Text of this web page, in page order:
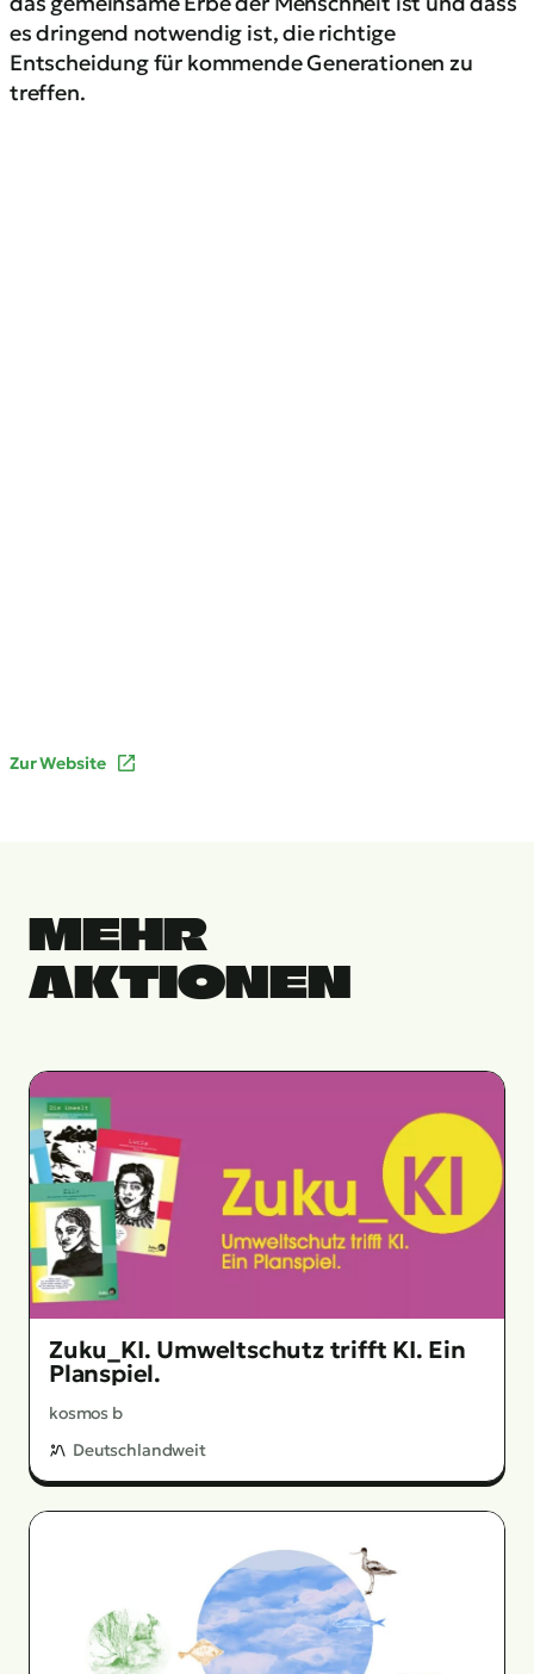
es dringend notwendig ist, die richtige
Entscheidung für kommende Generationen zu
treffen.
Zur Website
MEHR
AKTIONEN
Zuku_KI. Umweltschutz trifft KI. Ein
Planspiel.
kosmos b
Deutschlandweit